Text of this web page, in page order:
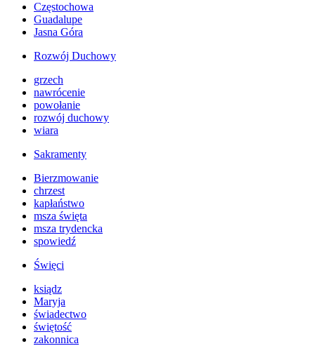
Częstochowa
Guadalupe
Jasna Góra
Rozwój Duchowy
grzech
nawrócenie
powołanie
rozwój duchowy
wiara
Sakramenty
Bierzmowanie
chrzest
kapłaństwo
msza święta
msza trydencka
spowiedź
Święci
ksiądz
Maryja
świadectwo
świętość
zakonnica